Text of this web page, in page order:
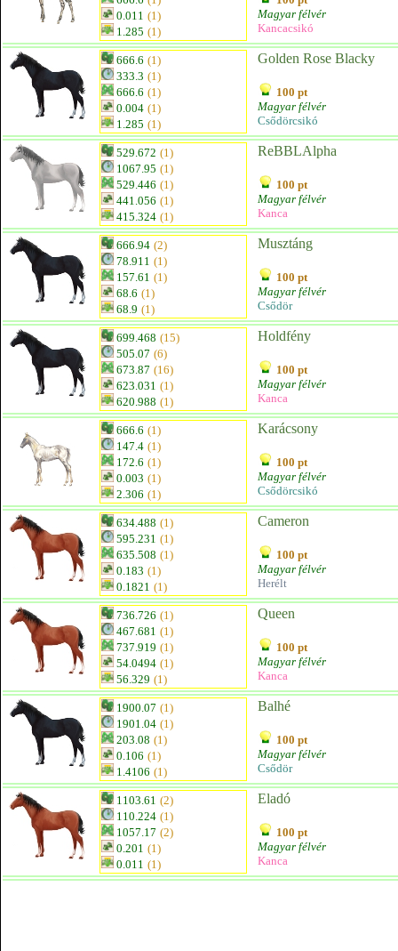
0.011 (1)
1.285 (1)
Magyar félvér
Kancacsikó
666.6 (1)
333.3 (1)
666.6 (1)
0.004 (1)
1.285 (1)
Golden Rose Blacky
100 pt
Magyar félvér
Csődörcsikó
529.672 (1)
1067.95 (1)
529.446 (1)
441.056 (1)
415.324 (1)
ReBBLAlpha
100 pt
Magyar félvér
Kanca
666.94 (2)
78.911 (1)
157.61 (1)
68.6 (1)
68.9 (1)
Musztáng
100 pt
Magyar félvér
Csődör
699.468 (15)
505.07 (6)
673.87 (16)
623.031 (1)
620.988 (1)
Holdfény
100 pt
Magyar félvér
Kanca
666.6 (1)
147.4 (1)
172.6 (1)
0.003 (1)
2.306 (1)
Karácsony
100 pt
Magyar félvér
Csődörcsikó
634.488 (1)
595.231 (1)
635.508 (1)
0.183 (1)
0.1821 (1)
Cameron
100 pt
Magyar félvér
Herélt
736.726 (1)
467.681 (1)
737.919 (1)
54.0494 (1)
56.329 (1)
Queen
100 pt
Magyar félvér
Kanca
1900.07 (1)
1901.04 (1)
203.08 (1)
0.106 (1)
1.4106 (1)
Balhé
100 pt
Magyar félvér
Csődör
1103.61 (2)
110.224 (1)
1057.17 (2)
0.201 (1)
0.011 (1)
Eladó
100 pt
Magyar félvér
Kanca